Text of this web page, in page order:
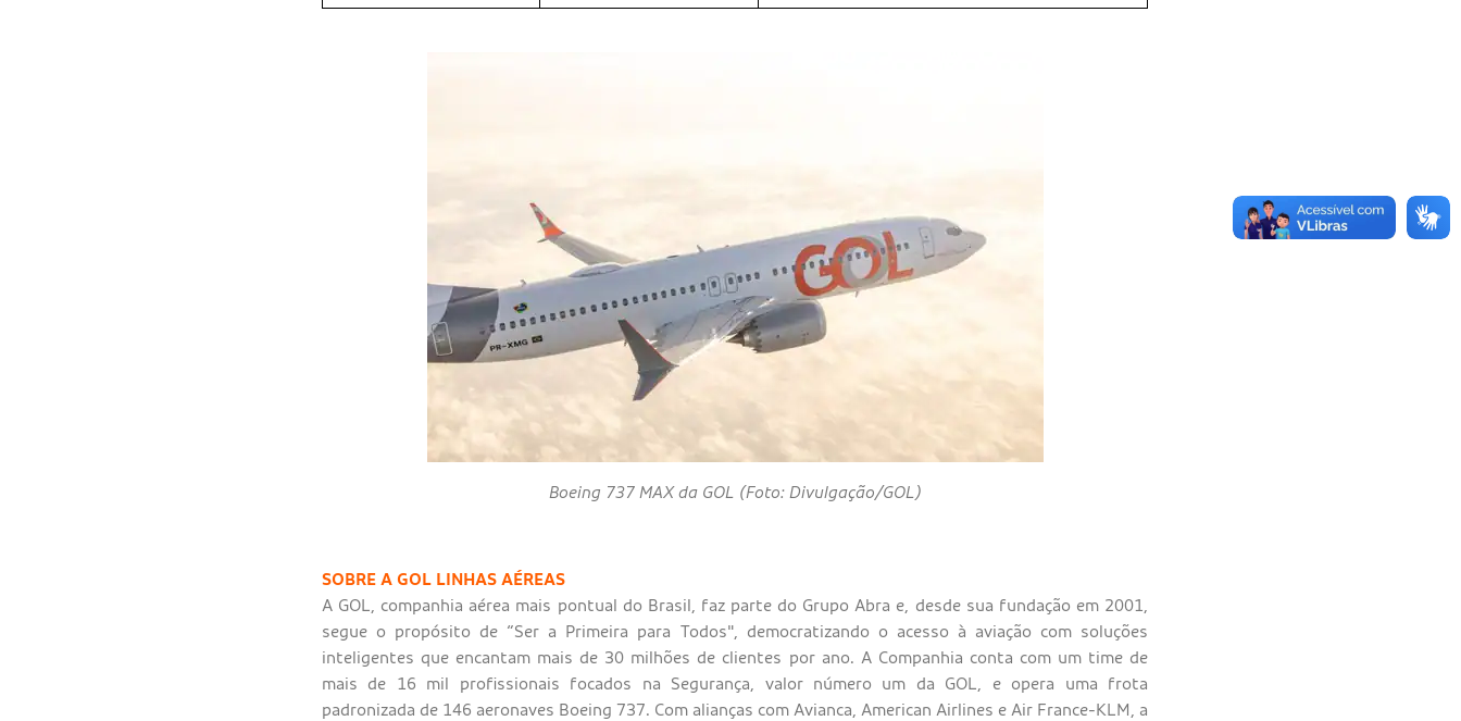
Boeing 737 MAX da GOL (Foto: Divulgação/GOL)
SOBRE A GOL LINHAS AÉREAS
A GOL, companhia aérea mais pontual do Brasil, faz parte do Grupo Abra e, desde sua fundação em 2001,
segue o propósito de “Ser a Primeira para Todos", democratizando o acesso à aviação com soluções
inteligentes que encantam mais de 30 milhões de clientes por ano. A Companhia conta com um time de
mais de 16 mil profissionais focados na Segurança, valor número um da GOL, e opera uma frota
padronizada de 146 aeronaves Boeing 737. Com alianças com Avianca, American Airlines e Air France-KLM, a